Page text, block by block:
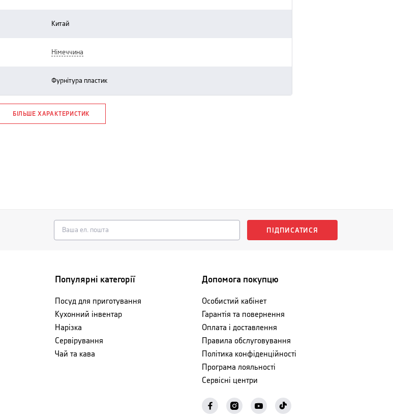
китай
німеччина
фурнітура пластик
БІЛЬШЕ ХАРАКТЕРИСТИК
ПІДПИСАТИСЯ
Популярні категорії
Посуд для приготування
Кухонний інвентар
Нарізка
Сервірування
Чай та кава
Допомога покупцю
Особистий кабінет
Гарантія та повернення
Оплата і доставлення
Правила обслуговування
Політика конфіденційності
Програма лояльності
Сервісні центри